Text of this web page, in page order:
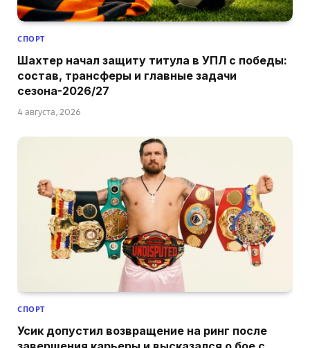
СПОРТ
Шахтер начал защиту титула в УПЛ с победы:
состав, трансферы и главные задачи
сезона-2026/27
4 августа, 2026
СПОРТ
Усик допустил возвращение на ринг после